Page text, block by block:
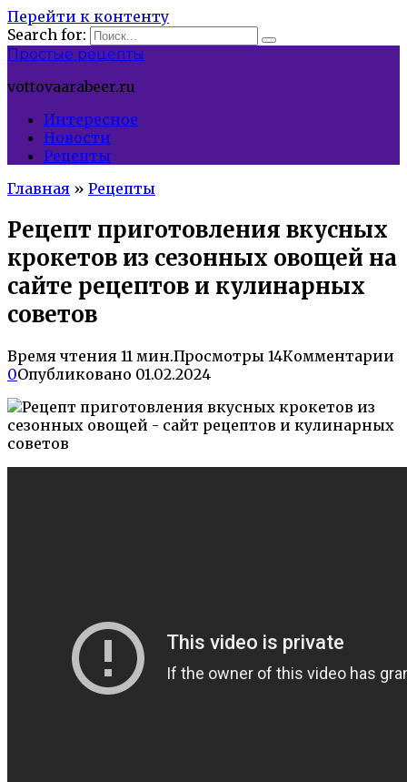
Перейти к контенту
Search for:
Простые рецепты
vottovaarabeer.ru
Интересное
Новости
Рецепты
Главная » Рецепты
Рецепт приготовления вкусных
крокетов из сезонных овощей на
сайте рецептов и кулинарных
советов
Время чтения 11 мин.Просмотры 14Комментарии
0Опубликовано 01.02.2024